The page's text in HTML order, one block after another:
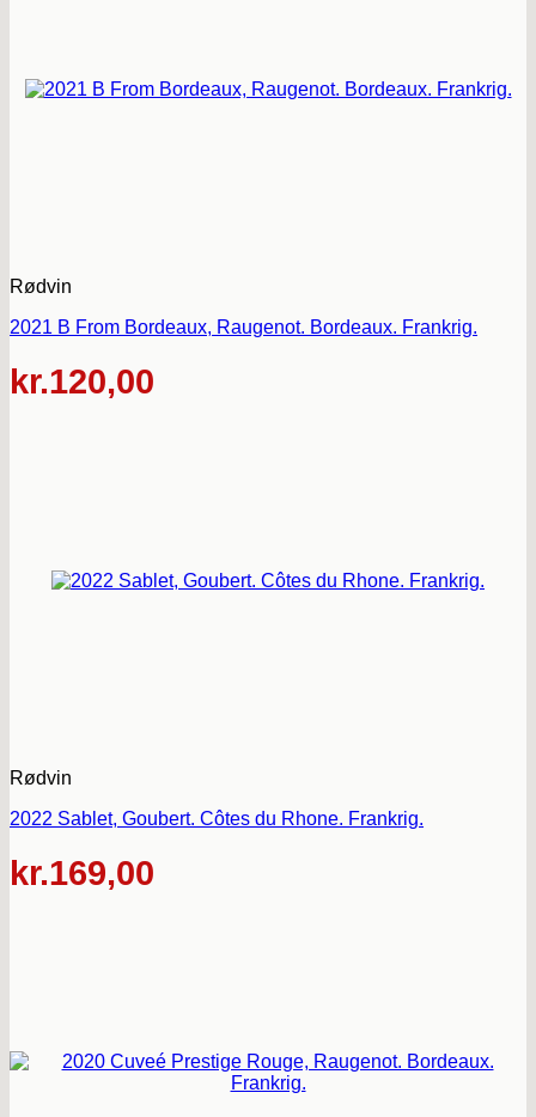
Rødvin
2021 B From Bordeaux, Raugenot. Bordeaux. Frankrig.
kr.120,00
Rødvin
2022 Sablet, Goubert. Côtes du Rhone. Frankrig.
kr.169,00